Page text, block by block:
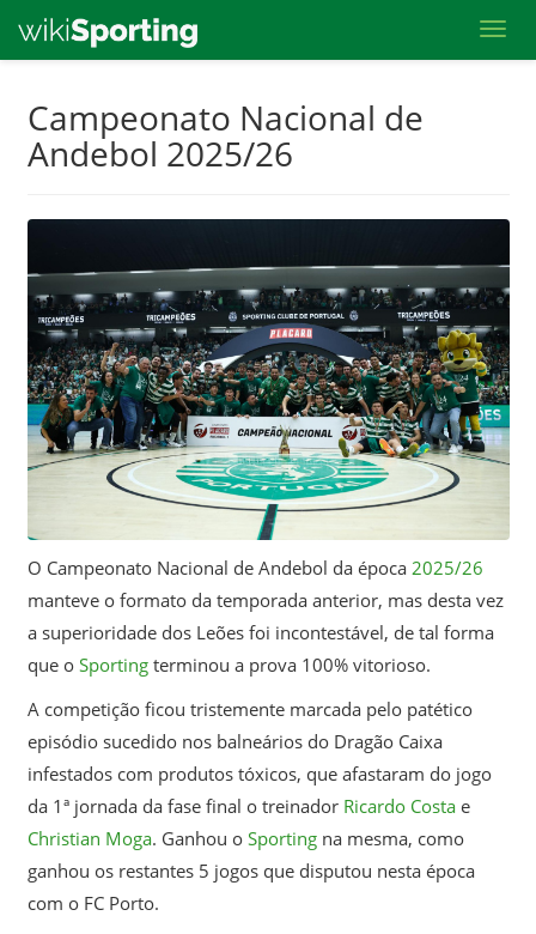
main
Campeonato Nacional de
Andebol 2025/26
O Campeonato Nacional de Andebol da época 2025/26
manteve o formato da temporada anterior, mas desta vez
a superioridade dos Leões foi incontestável, de tal forma
que o Sportingterminou a prova 100% vitorioso.
A competição ficou tristemente marcada pelo patético
episódio sucedido nos balneários do Dragão Caixa
infestados com produtos tóxicos, que afastaram do jogo
da 1ª jornada da fase final o treinador Ricardo Costae
Christian Moga. Ganhou o Sportingna mesma, como
ganhou os restantes 5 jogos que disputou nesta época
com o FC Porto.